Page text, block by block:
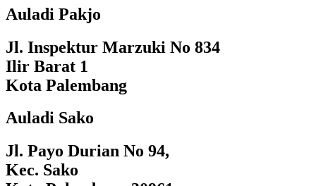
Auladi Pakjo
Jl. Inspektur Marzuki No 834
Ilir Barat 1
Kota Palembang
Auladi Sako
Jl. Payo Durian No 94,
Kec. Sako